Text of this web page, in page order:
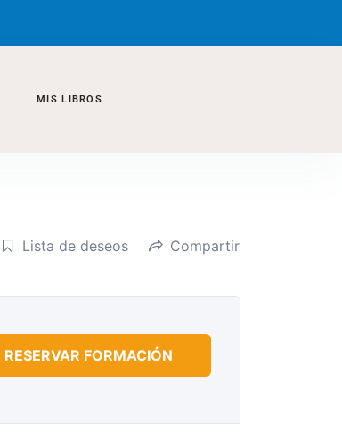
MIS LIBROS
Lista de deseos Compartir
RESERVAR FORMACIÓN